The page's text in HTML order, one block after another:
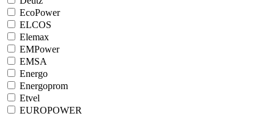
EcoPower
ELCOS
Elemax
EMPower
EMSA
Energo
Energoprom
Etvel
EUROPOWER